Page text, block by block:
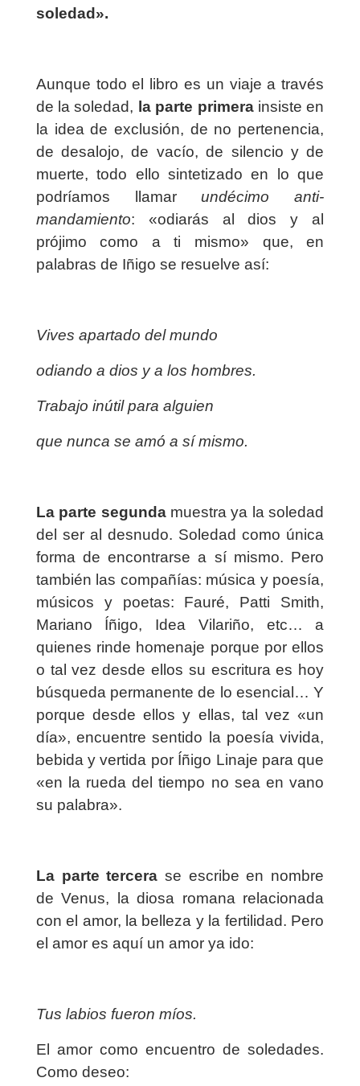
soledad».
Aunque todo el libro es un viaje a través
de la soledad, la parte primerainsiste en
la idea de exclusión, de no pertenencia,
de desalojo, de vacío, de silencio y de
muerte, todo ello sintetizado en lo que
podríamos llamarundécimo anti-
mandamiento: «odiarás al dios y al
prójimo como a ti mismo» que, en
palabras de Iñigo se resuelve así:
Vives apartado del mundo
odiando a dios y a los hombres.
Trabajo inútil para alguien
que nunca se amó a sí mismo.
La parte segundamuestra ya la soledad
del ser al desnudo. Soledad como única
forma de encontrarse a sí mismo. Pero
también las compañías: música y poesía,
músicos y poetas: Fauré, Patti Smith,
Mariano Íñigo, Idea Vilariño, etc… a
quienes rinde homenaje porque por ellos
o tal vez desde ellos su escritura es hoy
búsqueda permanente de lo esencial… Y
porque desde ellos y ellas, tal vez «un
día», encuentre sentido la poesía vivida,
bebida y vertida por Íñigo Linaje para que
«en la rueda del tiempo no sea en vano
su palabra».
La parte tercera se escribe en nombre
de Venus, la diosa romana relacionada
con el amor, la belleza y la fertilidad. Pero
el amor es aquí un amor ya ido:
Tus labios fueron míos.
El amor como encuentro de soledades.
Como deseo: